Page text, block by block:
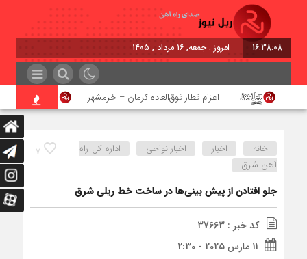
16:38:09 امروز : جمعه, ۱۶ مرداد , ۱۴۰۵
اعزام قطار فوق‌العاده کرمان – خرمشهر
7 خانه اخبار اخبار نواحی
اداره كل راه
آهن شرق
جلو افتادن از پیش بینی‌ها در ساخت خط ریلی شرق
کد خبر : 37663
11 مارس 2025 - 2:30